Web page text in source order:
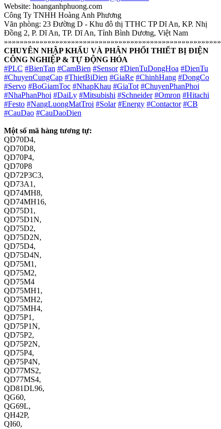
Website: hoanganhphuong.com
Công Ty TNHH Hoàng Anh Phương
Văn phòng: 23 Đường D - Khu đô thị TTHC TP Dĩ An, KP. Nhị
Đồng 2, P. Dĩ An, TP. Dĩ An, Tỉnh Bình Dương, Việt Nam
CHUYÊN NHẬP KHẨU VÀ PHÂN PHỐI THIẾT BỊ ĐIỆN
CÔNG NGHIỆP & TỰ ĐỘNG HÓA
#PLC #BienTan #CamBien #Sensor #DienTuDongHoa #DienTu
#ChuyenCungCap #ThietBiDien #GiaRe #ChinhHang #DongCo
#Servo #BoGiamToc #NhapKhau #GiaTot #ChuyenPhanPhoi
#NhaPhanPhoi #DaiLy #Mitsubishi #Schneider #Omron #Hitachi
#Festo #NangLuongMatTroi #Solar #Energy #Contactor #CB
#CauDao #CauDaoDien
Một số mã hàng tương tự:
QD70D4,
QD70D8,
QD70P4,
QD70P8
QD72P3C3,
QD73A1,
QD74MH8,
QD74MH16,
QD75D1,
QD75D1N,
QD75D2,
QD75D2N,
QD75D4,
QD75D4N,
QD75M1,
QD75M2,
QD75M4
QD75MH1,
QD75MH2,
QD75MH4,
QD75P1,
QD75P1N,
QD75P2,
QD75P2N,
QD75P4,
QĐ75P4N,
QD77MS2,
QD77MS4,
QD81DL96,
QG60,
QG69L,
QH42P,
QI60,